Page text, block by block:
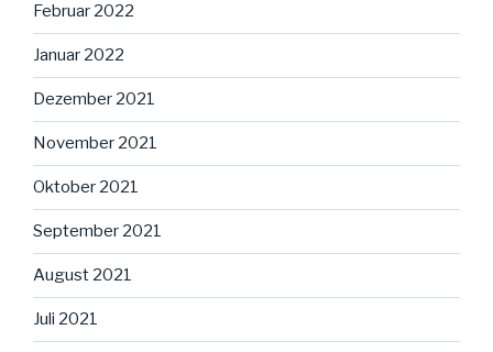
Februar 2022
Januar 2022
Dezember 2021
November 2021
Oktober 2021
September 2021
August 2021
Juli 2021